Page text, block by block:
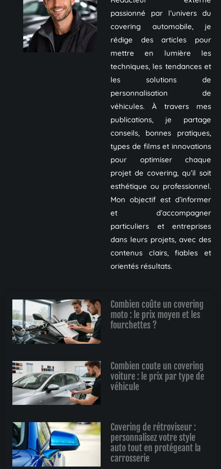
passionné par l’univers du
covering automobile, je
rédige des articles pour
mettre en lumière les
techniques, les tendances et
les solutions de
personnalisation de
véhicules. À travers mes
publications, je partage
conseils, bonnes pratiques,
types de films et innovations
pour optimiser chaque
projet de covering, qu’il soit
esthétique ou professionnel.
Mon objectif est d’informer
et d’accompagner
particuliers et entreprises
dans leurs projets, avec des
contenus clairs, fiables et
orientés résultats.
Combien coûte un covering
moto : le prix moyen et les
fourchettes ?
Combien coute un covering
voiture : le prix par type de
véhicule
Covering de rétroviseur :
personnalisez votre style
auto tout en protégeant la
carrosserie